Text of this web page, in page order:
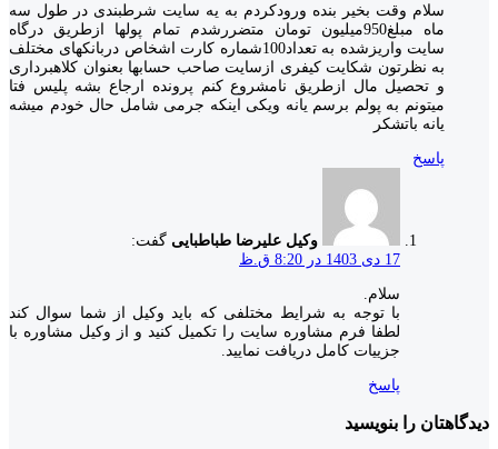
سلام وقت بخیر بنده ورودکردم به یه سایت شرطبندی در طول سه
ماه مبلغ950میلیون تومان متضررشدم تمام پولها ازطریق درگاه
سایت واریزشده به تعداد100شماره کارت اشخاص دربانکهای مختلف
به نظرتون شکایت کیفری ازسایت صاحب حسابها بعنوان کلاهبرداری
و تحصیل مال ازطریق نامشروع کنم پرونده ارجاع بشه پلیس فتا
میتونم به پولم برسم یانه ویکی اینکه جرمی شامل حال خودم میشه
یانه باتشکر
پاسخ
وکیل علیرضا طباطبایی گفت:
17 دی 1403 در 8:20 ق.ظ
سلام.
با توجه به شرایط مختلفی که باید وکیل از شما سوال کند
لطفا فرم مشاوره سایت را تکمیل کنید و از وکیل مشاوره با
جزییات کامل دریافت نمایید.
پاسخ
دیدگاهتان را بنویسید